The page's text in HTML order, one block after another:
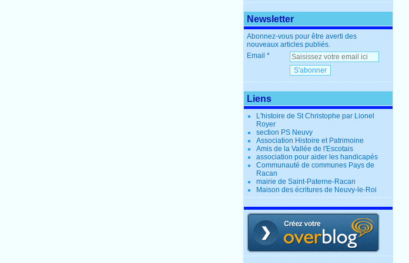
Newsletter
Abonnez-vous pour être averti des
nouveaux articles publiés.
Email
Liens
L'histoire de St Christophe par Lionel
Royer
section PS Neuvy
Association Histoire et Patrimoine
Amis de la Vallée de l'Escotais
association pour aider les handicapés
Communauté de communes Pays de
Racan
mairie de Saint-Paterne-Racan
Maison des écritures de Neuvy-le-Roi